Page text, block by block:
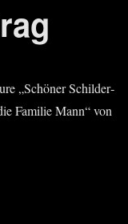
„Schö­ner Schil­der­
Fami­lie Mann“ von